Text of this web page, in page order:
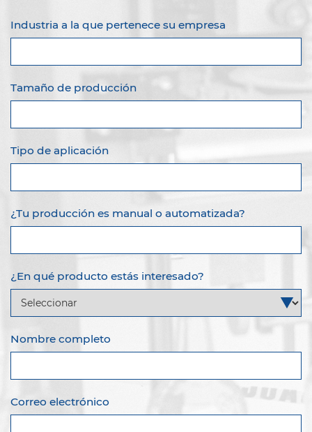
Industria a la que pertenece su empresa
Tamaño de producción
Tipo de aplicación
¿Tu producción es manual o automatizada?
¿En qué producto estás interesado?
Nombre completo
Correo electrónico